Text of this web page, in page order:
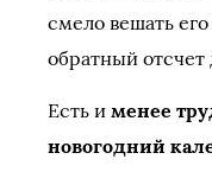
смело вешать
обратный отсчет
Есть и менее
новогодний